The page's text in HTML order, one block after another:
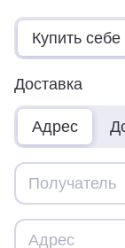
Купить себе
Доставка
Адрес